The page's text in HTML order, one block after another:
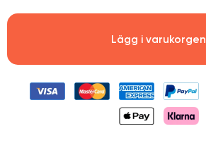
Lägg i varukorgen